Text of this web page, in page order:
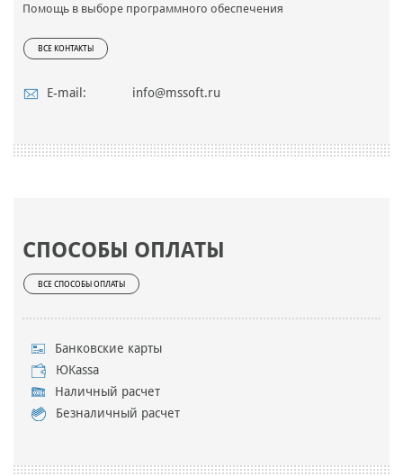
Помощь в выборе программного обеспечения
ВСЕ КОНТАКТЫ
E-mail: info@mssoft.ru
СПОСОБЫ ОПЛАТЫ
ВСЕ СПОСОБЫ ОПЛАТЫ
Банковские карты
ЮKassa
Наличный расчет
Безналичный расчет